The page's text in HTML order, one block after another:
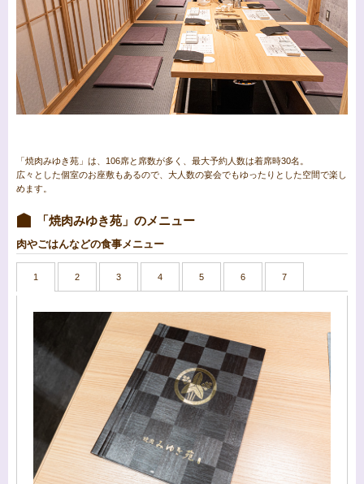
「焼肉みゆき苑」は、106席と席数が多く、最大予約人数は着席時30名。
広々とした個室のお座敷もあるので、大人数の宴会でもゆったりとした空間で楽し
めます。
「焼肉みゆき苑」のメニュー
肉やごはんなどの食事メニュー
1 2 3 4 5 6 7